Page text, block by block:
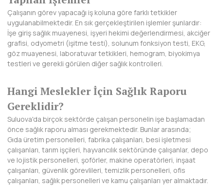
HATAY
IĞDIR
ISPARTA
KARABÜK
KARAMAN
KARS
KASTAMONU
KAYSERİ
Çalışanın görev yapacağı iş koluna göre farklı tetkikler
uygulanabilmektedir. En sık gerçekleştirilen işlemler şunlardır:
İşe giriş sağlık muayenesi, işyeri hekimi değerlendirmesi, akciğer
grafisi, odyometri (işitme testi), solunum fonksiyon testi, EKG,
göz muayenesi, laboratuvar tetkikleri, hemogram, biyokimya
testleri ve gerekli görülen diğer sağlık kontrolleri.
Hangi Meslekler İçin Sağlık Raporu
Gereklidir?
Suluova'da birçok sektörde çalışan personelin işe başlamadan
önce sağlık raporu alması gerekmektedir. Bunlar arasında;
Gıda üretim personelleri, fabrika çalışanları, besi işletmesi
çalışanları, tarım işçileri, hayvancılık sektöründe çalışanlar, depo
ve lojistik personelleri, şoförler, makine operatörleri, inşaat
çalışanları, güvenlik görevlileri, temizlik personelleri, ofis
çalışanları, sağlık personelleri ve kamu çalışanları yer almaktadır.